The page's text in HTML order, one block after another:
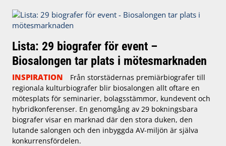
Lista: 29 biografer för event –
Biosalongen tar plats i mötesmarknaden
INSPIRATION
Från storstädernas premiärbiografer till
regionala kulturbiografer blir biosalongen allt oftare en
mötesplats för seminarier, bolagsstämmor, kundevent och
hybridkonferenser. En genomgång av 29 bokningsbara
biografer visar en marknad där den stora duken, den
lutande salongen och den inbyggda AV-miljön är själva
konkurrensfördelen.